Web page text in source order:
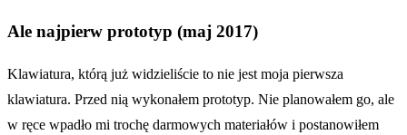
Ale najpierw prototyp (maj 2017)
Klawiatura, którą już widzieliście to nie jest moja pierwsza
klawiatura. Przed nią wykonałem prototyp. Nie planowałem go, ale
w ręce wpadło mi trochę darmowych materiałów i postanowiłem